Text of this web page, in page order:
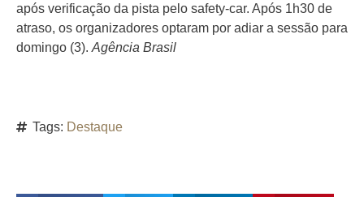
após verificação da pista pelo safety-car. Após 1h30 de
atraso, os organizadores optaram por adiar a sessão para
domingo (3). Agência Brasil
Tags: Destaque